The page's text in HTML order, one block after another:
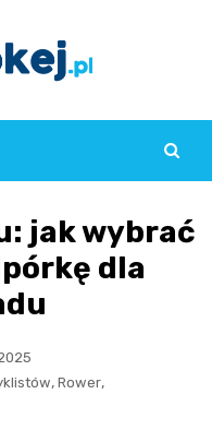
jak wybrać
dla
, Rower,